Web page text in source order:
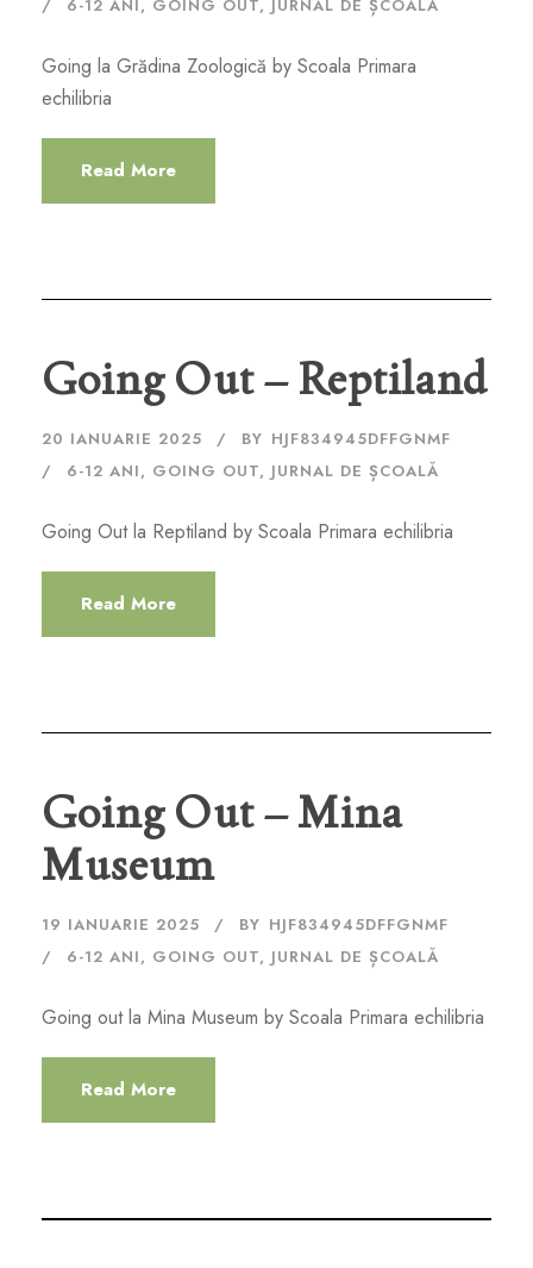
6-12 ANI , GOING OUT, JURNAL DE ȘCOALĂ
Going la Grădina Zoologică by Scoala Primara
echilibria
Read More
Going Out – Reptiland
20 IANUARIE 2025 BY HJF834945DFFGNMF
6-12 ANI, GOING OUT, JURNAL DE ȘCOALĂ
Going Out la Reptiland by Scoala Primara echilibria
Read More
Going Out – Mina
Museum
19 IANUARIE 2025 BY HJF834945DFFGNMF
6-12 ANI, GOING OUT, JURNAL DE ȘCOALĂ
Going out la Mina Museum by Scoala Primara echilibria
Read More